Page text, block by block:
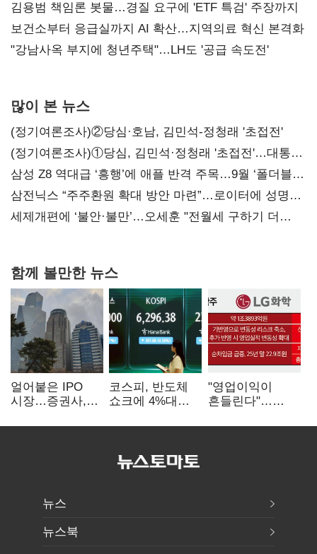
김용범 책임론 봇물…경질 요구에 'ETF 특검' 주장까지
보건소부터 응급실까지 AI 확산…지역의료 혁신 본격화
"강남사옥 부지에 청년주택"…LH도 '공급 속도전'
많이 본 뉴스
(정기여론조사)②당심·호남, 김민석-정청래 '초접전'
(정기여론조사)①당심, 김민석·정청래 '초접전'…대통령
지지도 '50% 아래로'(종합)
삼성 Z8 역대급 ‘흥행’에 애플 반격 주목…9월 ‘폴더블
대전’
삼전닉스 “주주환원 확대 방안 마련”…로이터에 성명
보내
세제개편에 ‘불안·불만’…오세훈 "전월세 구하기 더
함께 볼만한 뉴스
얼어붙은 IPO
시장…증권사,
전쟁' 기대
코스피, 반도체
쇼크에 4%대
5거래일째 상승
"영업이익이
흔들린다"…
18에 취약
뉴스
뉴스북